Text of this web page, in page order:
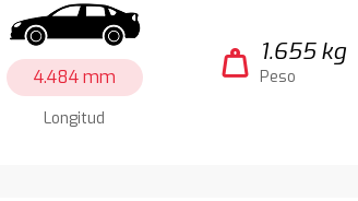
4.484 mm
Longitud
weight 1.655 kg
Peso